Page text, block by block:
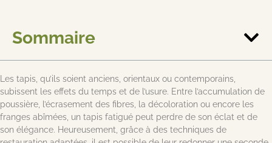
Sommaire
Les tapis, qu’ils soient anciens, orientaux ou contemporains,
subissent les effets du temps et de l’usure. Entre l’accumulation de
poussière, l’écrasement des fibres, la décoloration ou encore les
franges abîmées, un tapis fatigué peut perdre de son éclat et de
son élégance. Heureusement, grâce à des techniques de